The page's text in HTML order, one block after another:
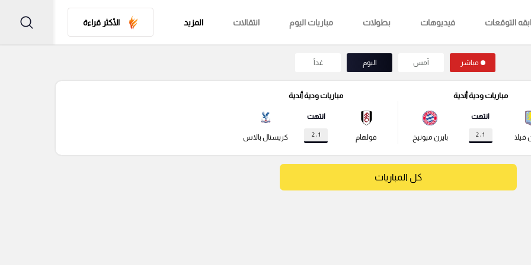
التوقعات فيديوهات بطولات مباريات اليوم انتقالات المزيد الأكثر قراءة
مباشر أمس اليوم غداً
مباريات ودية أندية
فيلا
انتهت
1 : 2 بايرن ميونيخ
مباريات ودية أندية
فولهام
انتهت
1 : 2 كريستال بالاس
كل المباريات